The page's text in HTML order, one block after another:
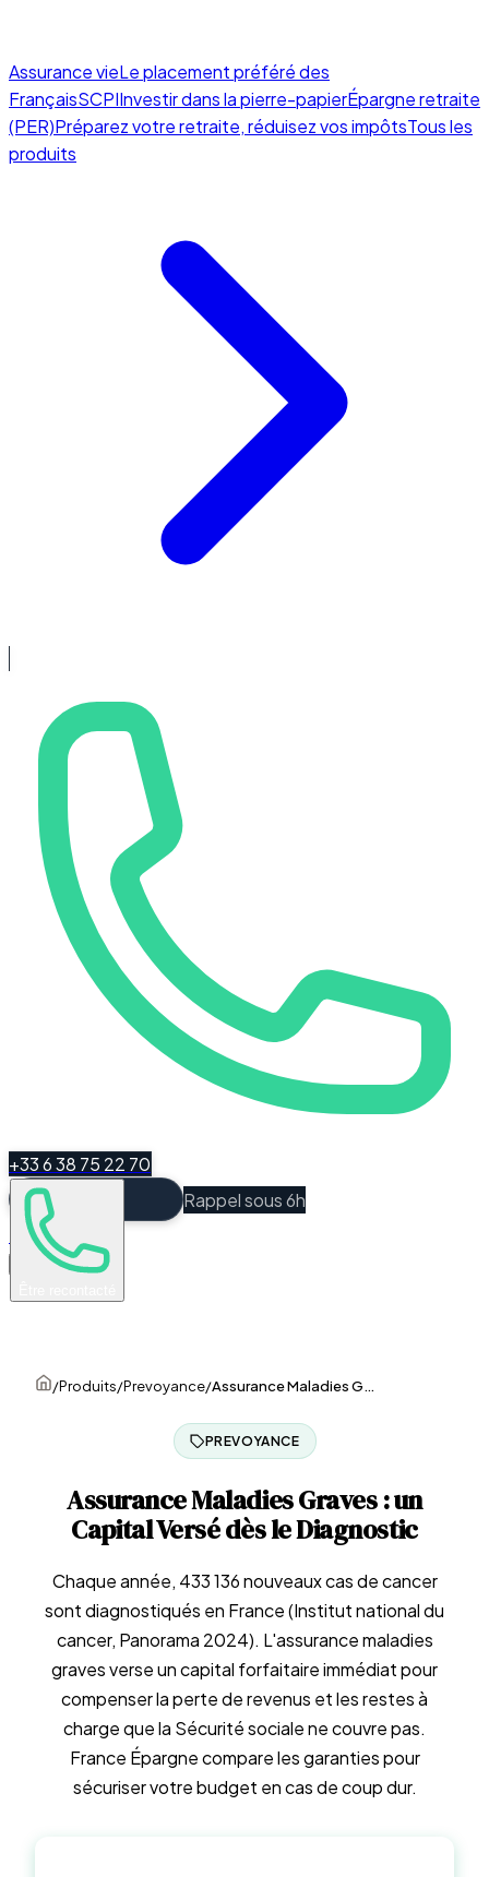
Assurance vieLe placement préféré des
FrançaisSCPIInvestir dans la pierre-papierÉpargne retraite
(PER)Préparez votre retraite, réduisez vos impôtsTous les
produits
+33 6 38 75 22 70
Rappel sous 6h
Espace Client
/Produits/Prevoyance/ Assurance Maladies Graves
PREVOYANCE
Assurance Maladies Graves : un
Capital Versé dès le Diagnostic
Chaque année, 433 136 nouveaux cas de cancer
sont diagnostiqués en France (Institut national du
cancer, Panorama 2024). L'assurance maladies
graves verse un capital forfaitaire immédiat pour
compenser la perte de revenus et les restes à
charge que la Sécurité sociale ne couvre pas.
France Épargne compare les garanties pour
sécuriser votre budget en cas de coup dur.